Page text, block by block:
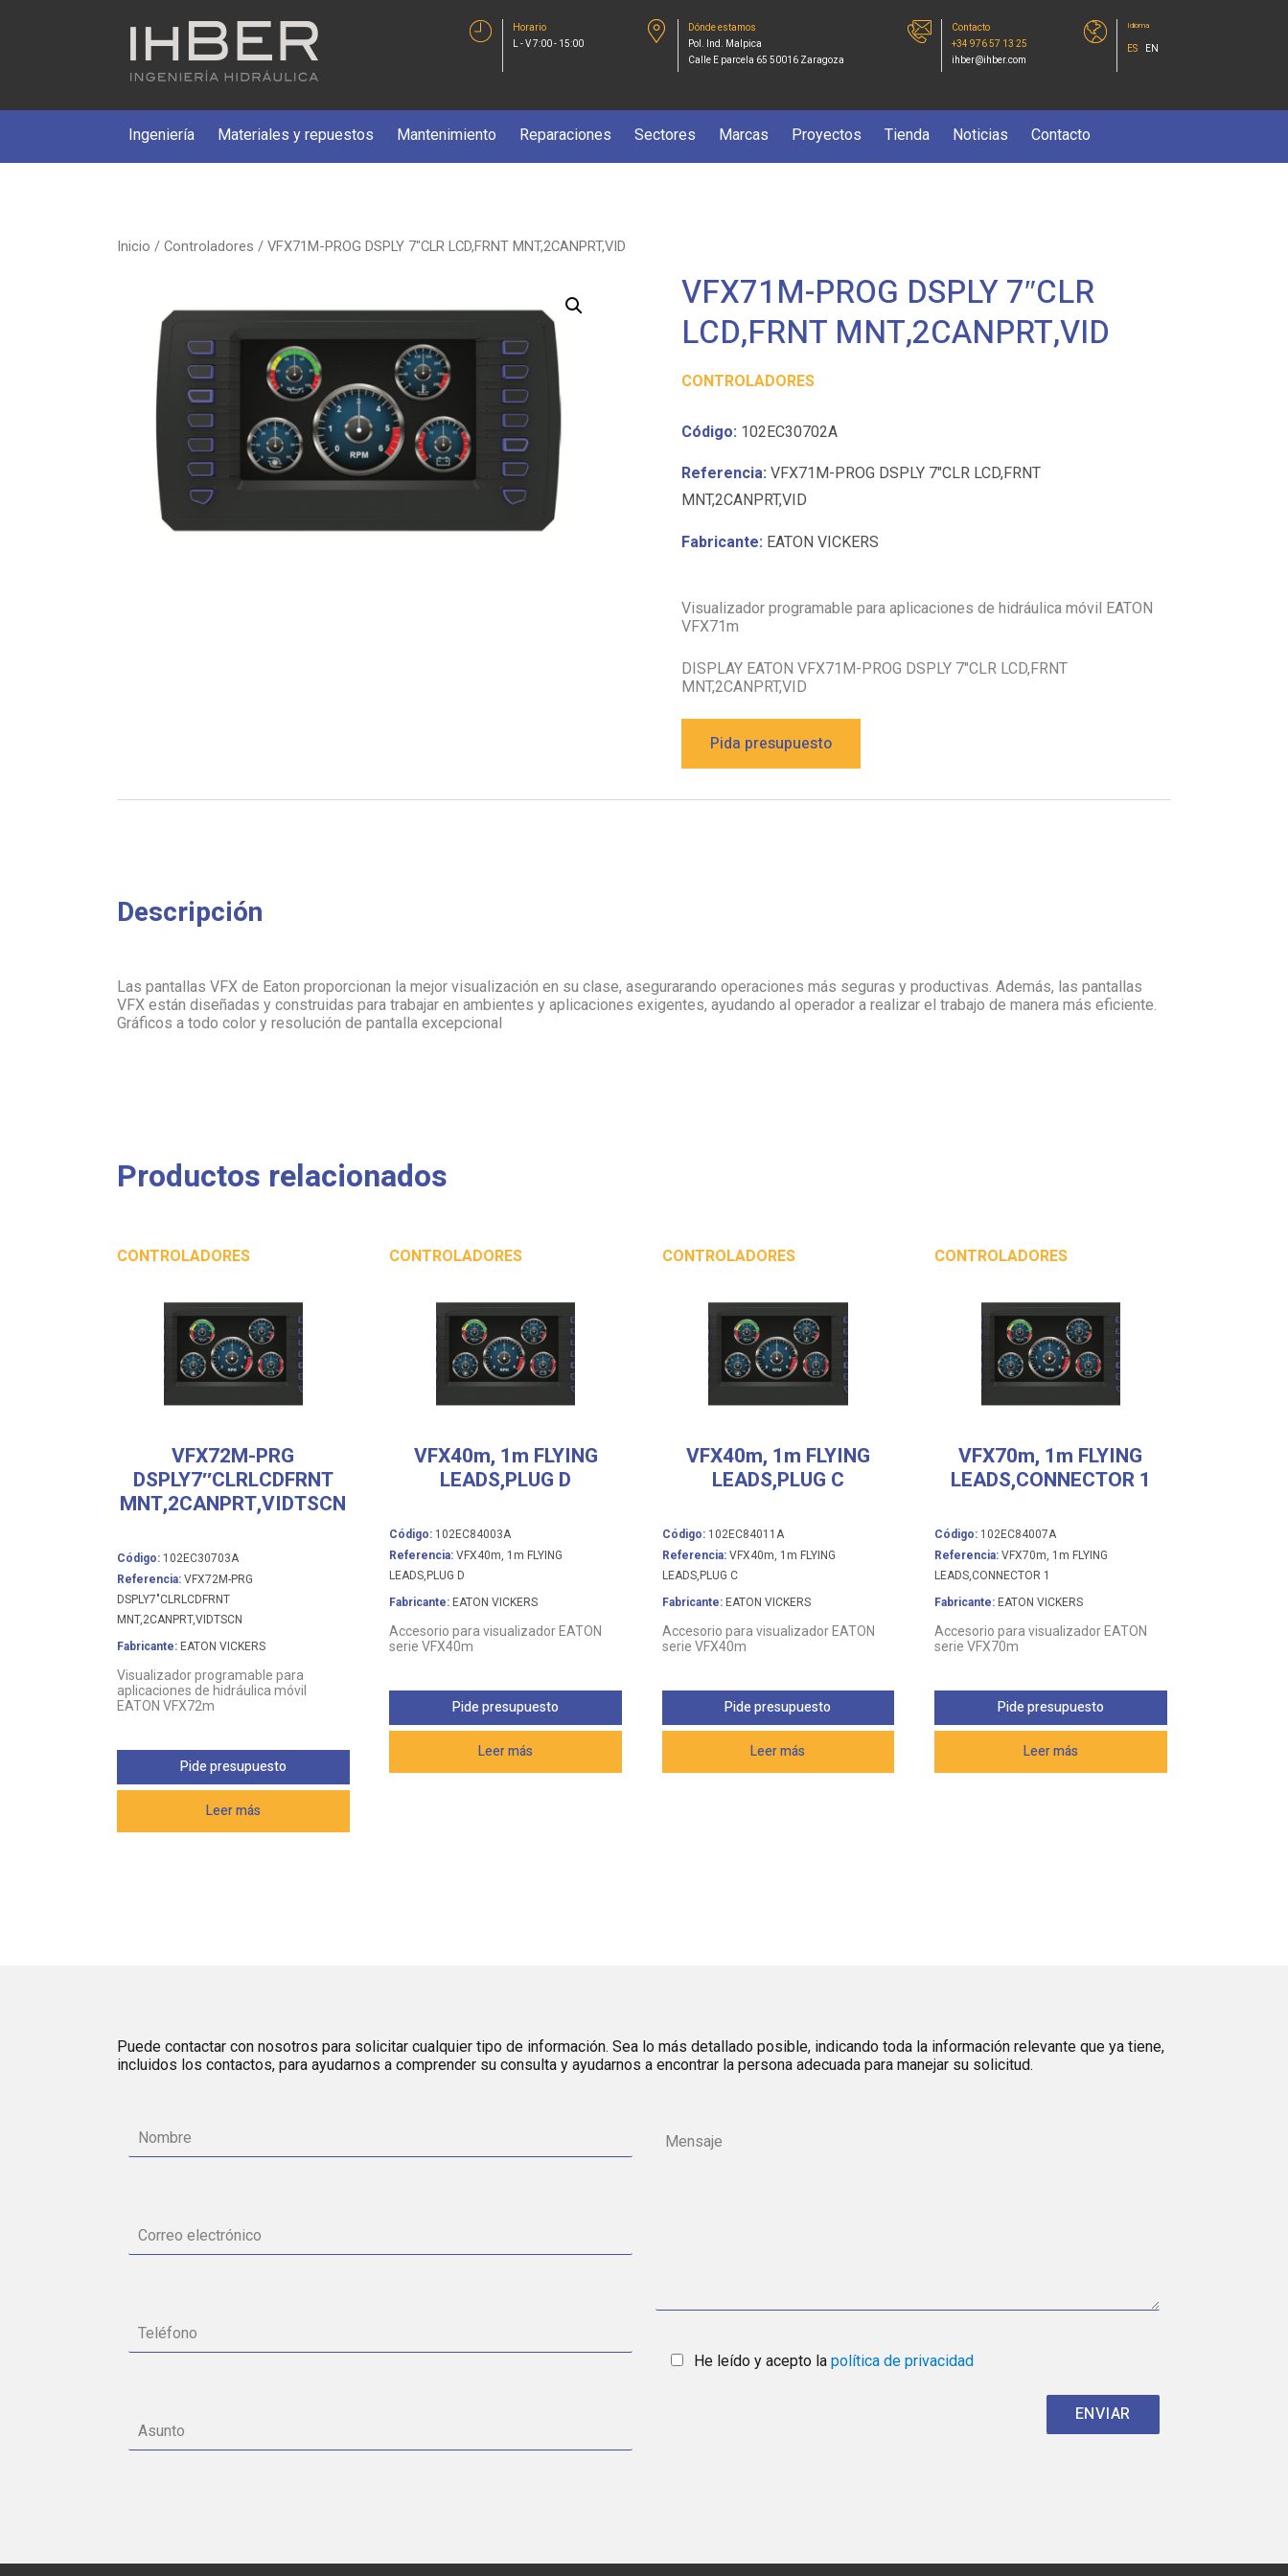
Horario
L - V 7:00 - 15:00
Dónde estamos
Pol. Ind. Malpica
Calle E parcela 65 50016 Zaragoza
Contacto
+34 976 57 13 25
ihber@ihber.com
Idioma
ES EN
Ingeniería Materiales y repuestos Mantenimiento Reparaciones Sectores Marcas Proyectos Tienda Noticias Contacto
Inicio / Controladores / VFX71M-PROG DSPLY 7″CLR LCD,FRNT MNT,2CANPRT,VID
VFX71M-PROG DSPLY 7″CLR
LCD,FRNT MNT,2CANPRT,VID
CONTROLADORES
Código: 102EC30702A
Referencia: VFX71M-PROG DSPLY 7"CLR LCD,FRNT
MNT,2CANPRT,VID
Fabricante: EATON VICKERS
Visualizador programable para aplicaciones de hidráulica móvil EATON
VFX71m
DISPLAY EATON VFX71M-PROG DSPLY 7"CLR LCD,FRNT
MNT,2CANPRT,VID
Pida presupuesto
Descripción
Las pantallas VFX de Eaton proporcionan la mejor visualización en su clase, asegurarando operaciones más seguras y productivas. Además, las pantallas
VFX están diseñadas y construidas para trabajar en ambientes y aplicaciones exigentes, ayudando al operador a realizar el trabajo de manera más eficiente.
Gráficos a todo color y resolución de pantalla excepcional
Productos relacionados
CONTROLADORES
VFX72M-PRG
DSPLY7″CLRLCDFRNT
MNT,2CANPRT,VIDTSCN
Código: 102EC30703A
Referencia: VFX72M-PRG
DSPLY7"CLRLCDFRNT
MNT,2CANPRT,VIDTSCN
Fabricante: EATON VICKERS
Visualizador programable para
aplicaciones de hidráulica móvil
EATON VFX72m
Leer más
Pide presupuesto
CONTROLADORES
VFX40m, 1m FLYING
LEADS,PLUG D
Código: 102EC84003A
Referencia: VFX40m, 1m FLYING
LEADS,PLUG D
Fabricante: EATON VICKERS
Accesorio para visualizador EATON
serie VFX40m
Leer más
Pide presupuesto
CONTROLADORES
VFX40m, 1m FLYING
LEADS,PLUG C
Código:102EC84011A
Referencia:VFX40m, 1m FLYING
LEADS,PLUG C
Fabricante:EATON VICKERS
Accesorio para visualizador EATON
serie VFX40m
Leer más
Pide presupuesto
CONTROLADORES
VFX70m, 1m FLYING
LEADS,CONNECTOR 1
Código: 102EC84007A
Referencia: VFX70m, 1m FLYING
LEADS,CONNECTOR 1
Fabricante: EATON VICKERS
Accesorio para visualizador EATON
serie VFX70m
Leer más
Pide presupuesto
Puede contactar con nosotros para solicitar cualquier tipo de información. Sea lo más detallado posible, indicando toda la información relevante que ya tiene,
incluidos los contactos, para ayudarnos a comprender su consulta y ayudarnos a encontrar la persona adecuada para manejar su solicitud.
He leído y acepto la política de privacidad